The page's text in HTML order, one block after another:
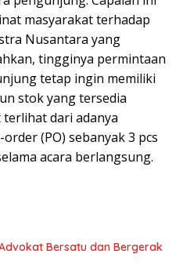
masyarakat terhadap
Nusantara yang
tingginya permintaan
tetap ingin memiliki
stok yang tersedia
dari adanya
(PO) sebanyak 3 pcs
acara berlangsung.
Bersatu dan Bergerak